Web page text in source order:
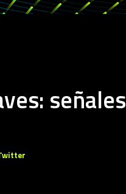
señales